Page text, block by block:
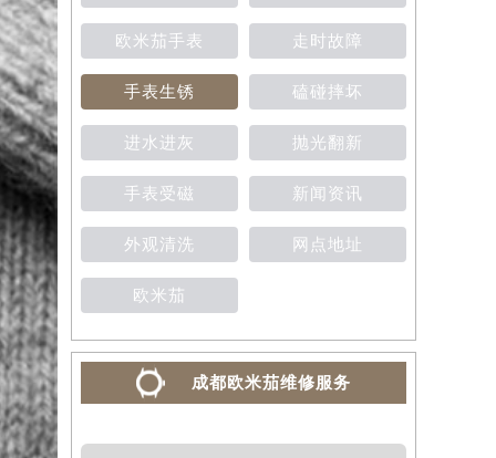
欧米茄手表 走时故障
手表生锈 磕碰摔坏
进水进灰 抛光翻新
手表受磁 新闻资讯
外观清洗 网点地址
欧米茄
成都欧米茄维修服务